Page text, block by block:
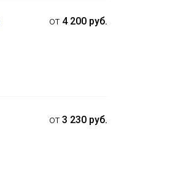
от 4 200 руб.
от 3 230 руб.